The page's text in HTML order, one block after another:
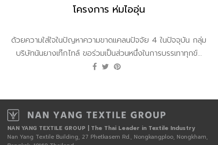
โครงการ ห่มไออุ่น
ด้วยความใส่ใจในปัญหาความขาดแคลนปัจจัย 4 ในปัจจุบัน กลุ่ม
บริษัทนันยางเท๊กไทล์ ขอร่วมเป็นส่วนหนึ่งในการบรรเทาทุกข์...
NAN YANG TEXTILE GROUP | The Thai Leader in Textile Industry
Nan Yang Textile Building, 27 Phetkasem Rd., Nongkangploo, Nongkham,